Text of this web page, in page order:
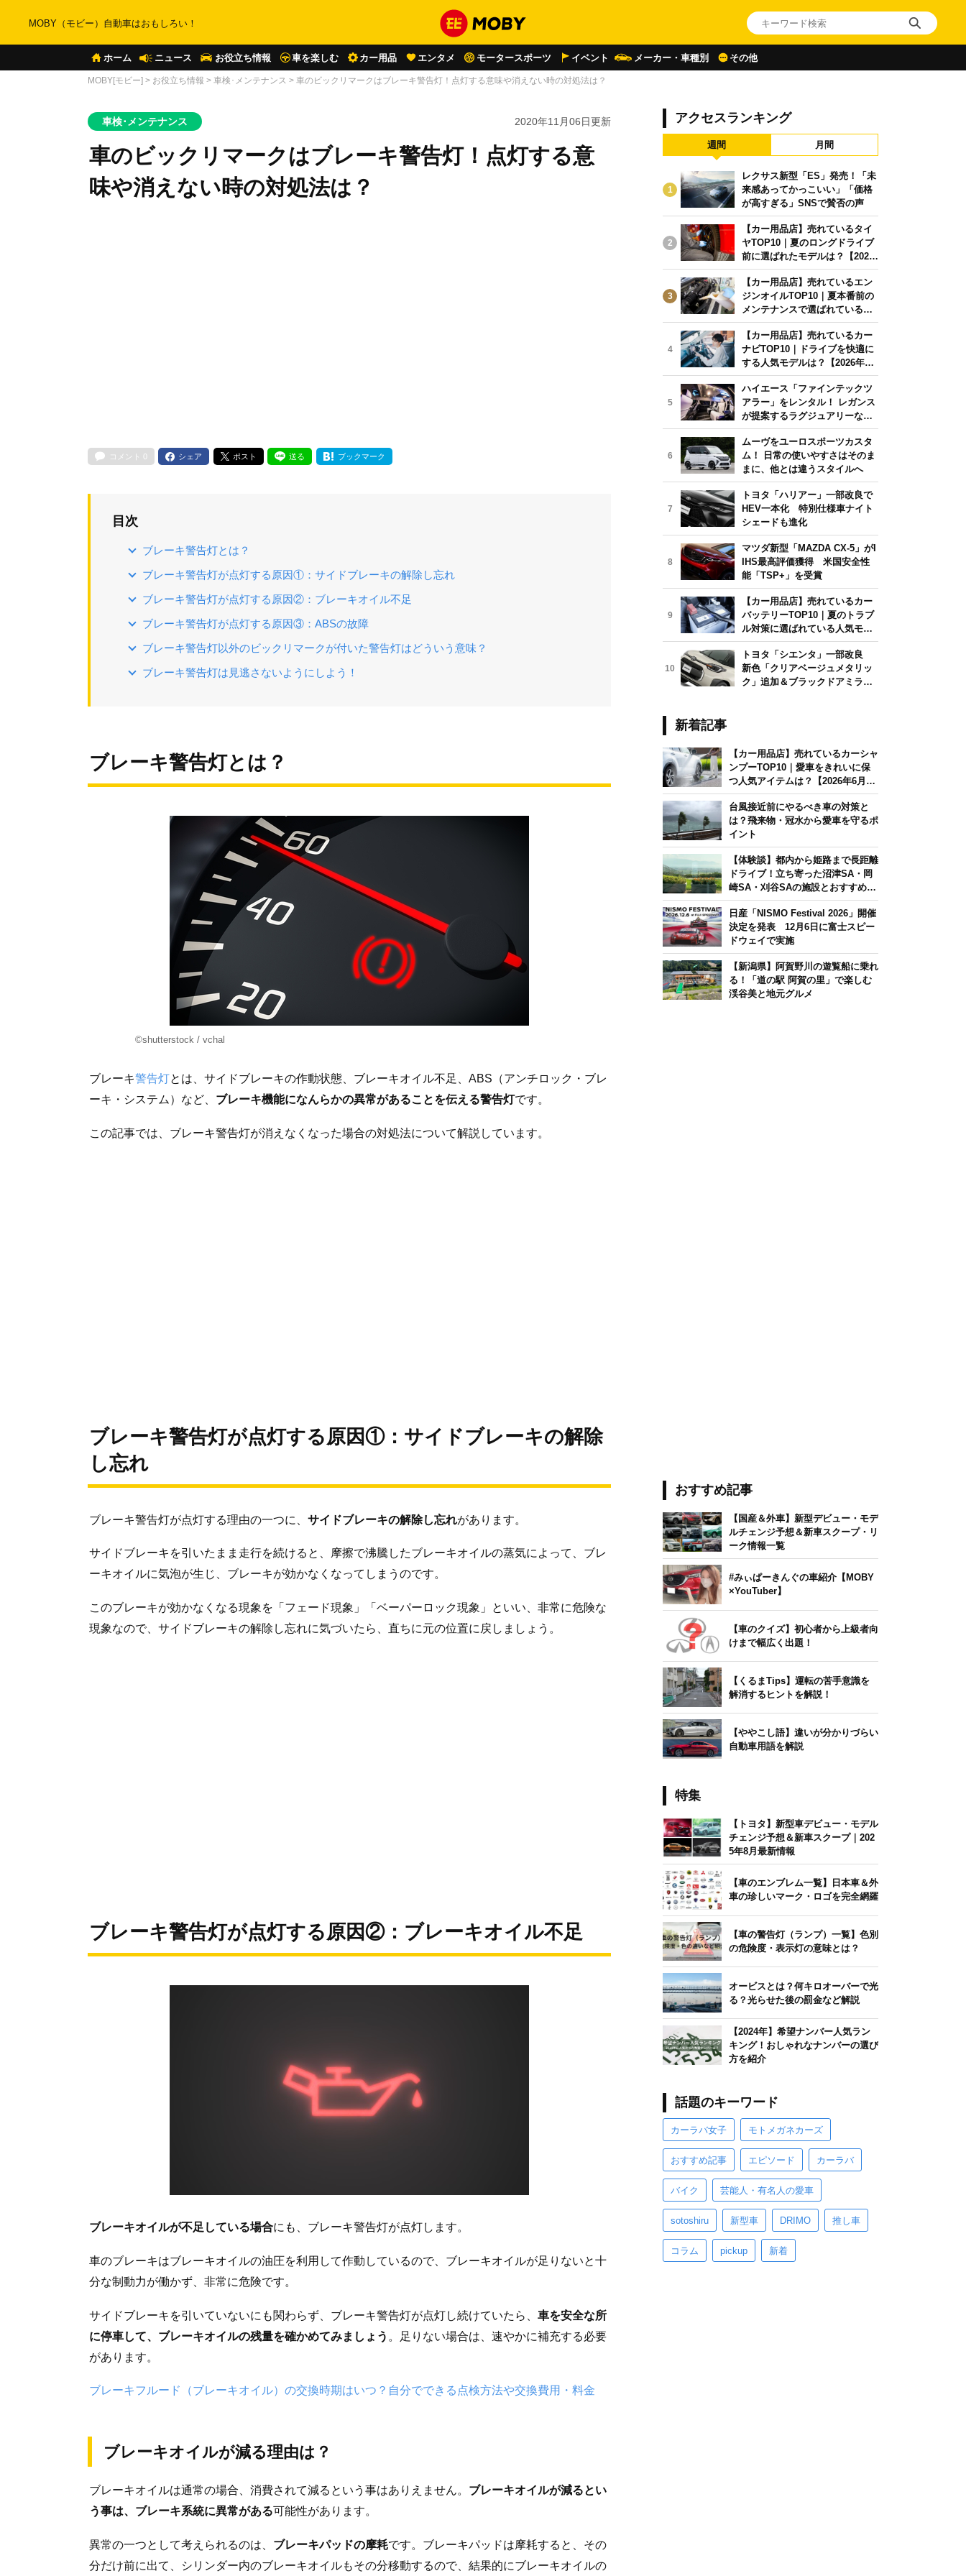
MOBY（モビー）自動車はおもしろい！
ホーム ニュース お役立ち情報 車を楽しむ カー用品 エンタメ モータースポーツ イベント メーカー・車種別 その他
MOBY[モビー] > お役立ち情報 > 車検･メンテナンス > 車のビックリマークはブレーキ警告灯！点灯する意味や消えない時の対処法は？
車検･メンテナンス 2020年11月06日更新
車のビックリマークはブレーキ警告灯！点灯する意
味や消えない時の対処法は？
コメント 0 シェア ポスト 送る ブックマーク
目次
ブレーキ警告灯とは？
ブレーキ警告灯が点灯する原因①：サイドブレーキの解除し忘れ
ブレーキ警告灯が点灯する原因②：ブレーキオイル不足
ブレーキ警告灯が点灯する原因③：ABSの故障
ブレーキ警告灯以外のビックリマークが付いた警告灯はどういう意味？
ブレーキ警告灯は見逃さないようにしよう！
ブレーキ警告灯とは？
©shutterstock / vchal
ブレーキ警告灯とは、サイドブレーキの作動状態、ブレーキオイル不足、ABS（アンチロック・ブレ
ーキ・システム）など、 ブレーキ機能になんらかの異常があることを伝える警告灯です。
この記事では、ブレーキ警告灯が消えなくなった場合の対処法について解説しています。
ブレーキ警告灯が点灯する原因①：サイドブレーキの解除
し忘れ
ブレーキ警告灯が点灯する理由の一つに、 サイドブレーキの解除し忘れがあります。
サイドブレーキを引いたまま走行を続けると、摩擦で沸騰したブレーキオイルの蒸気によって、ブレ
ーキオイルに気泡が生じ、ブレーキが効かなくなってしまうのです。
このブレーキが効かなくなる現象を「フェード現象」「ベーパーロック現象」といい、非常に危険な
現象なので、サイドブレーキの解除し忘れに気づいたら、直ちに元の位置に戻しましょう。
ブレーキ警告灯が点灯する原因②：ブレーキオイル不足
ブレーキオイルが不足している場合にも、ブレーキ警告灯が点灯します。
車のブレーキはブレーキオイルの油圧を利用して作動しているので、ブレーキオイルが足りないと十
分な制動力が働かず、非常に危険です。
サイドブレーキを引いていないにも関わらず、ブレーキ警告灯が点灯し続けていたら、 車を安全な所
に停車して、ブレーキオイルの残量を確かめてみましょう
。足りない場合は、速やかに補充する必要
があります。
ブレーキフルード（ブレーキオイル）の交換時期はいつ？自分でできる点検方法や交換費用・料金
ブレーキオイルが減る理由は？
ブレーキオイルは通常の場合、消費されて減るという事はありえません。 ブレーキオイルが減るとい
う事は、ブレーキ系統に異常がある可能性があります。
異常の一つとして考えられるのは、 ブレーキパッドの摩耗です。ブレーキパッドは摩耗すると、その
分だけ前に出て、シリンダー内のブレーキオイルもその分移動するので、結果的にブレーキオイルの
アクセスランキング
週間 月間
1
レクサス新型「ES」発売！「未
来感あってかっこいい」「価格
が高すぎる」SNSで賛否の声
2
【カー用品店】売れているタイ
ヤTOP10｜夏のロングドライブ
前に選ばれたモデルは？【2026
年6月版】
3
【カー用品店】売れているエン
ジンオイルTOP10｜夏本番前の
メンテナンスで選ばれている人
気モデルは？【2026年6月版】
4
【カー用品店】売れているカー
ナビTOP10｜ドライブを快適に
する人気モデルは？【2026年6
月版】
5
ハイエース「ファインテックツ
アラー」をレンタル！ レガンス
が提案するラグジュアリーな移
動体験
6
ムーヴをユーロスポーツカスタ
ム！ 日常の使いやすさはそのま
まに、他とは違うスタイルへ
7
トヨタ「ハリアー」一部改良で
HEV一本化 特別仕様車ナイト
シェードも進化
8
マツダ新型「MAZDA CX-5」がI
IHS最高評価獲得 米国安全性
能「TSP+」を受賞
9
【カー用品店】売れているカー
バッテリーTOP10｜夏のトラブ
ル対策に選ばれている人気モデ
ルは？【2026年6月版】
10
トヨタ「シエンタ」一部改良
新色「クリアベージュメタリッ
ク」追加＆ブラックドアミラー
新着記事
【カー用品店】売れているカーシャ
ンプーTOP10｜愛車をきれいに保
つ人気アイテムは？【2026年6月
版】
台風接近前にやるべき車の対策と
は？飛来物・冠水から愛車を守るポ
イント
【体験談】都内から姫路まで長距離
ドライブ！立ち寄った沼津SA・岡
崎SA・刈谷SAの施設とおすすめグ
ルメを紹介
日産「NISMO Festival 2026」開催
決定を発表 12月6日に富士スピー
ドウェイで実施
【新潟県】阿賀野川の遊覧船に乗れ
る！「道の駅 阿賀の里」で楽しむ
渓谷美と地元グルメ
おすすめ記事
【国産＆外車】新型デビュー・モデ
ルチェンジ予想＆新車スクープ・リ
ーク情報一覧
#みぃぱーきんぐの車紹介【MOBY
×YouTuber】
【車のクイズ】初心者から上級者向
けまで幅広く出題！
【くるまTips】運転の苦手意識を
解消するヒントを解説！
【ややこし語】違いが分かりづらい
自動車用語を解説
特集
【トヨタ】新型車デビュー・モデル
チェンジ予想＆新車スクープ｜202
5年8月最新情報
【車のエンブレム一覧】日本車＆外
車の珍しいマーク・ロゴを完全網羅
【車の警告灯（ランプ）一覧】色別
の危険度・表示灯の意味とは？
オービスとは？何キロオーバーで光
る？光らせた後の罰金など解説
【2024年】希望ナンバー人気ラン
キング！おしゃれなナンバーの選び
方を紹介
話題のキーワード
カーラバ女子 モトメガネカーズ
おすすめ記事 エピソード カーラバ
バイク 芸能人・有名人の愛車
sotoshiru 新型車 DRIMO 推し車
コラム pickup 新着